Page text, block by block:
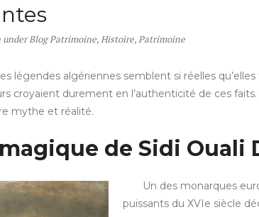
underBlog Patrimoine,Histoire,Patrimoine
légendes algériennes semblent si réelles qu’elles
croyaient durement en l’authenticité de ces faits.
mythe et réalité.
de Sidi Ouali
Un des monarques
puissants du XVIe siècle